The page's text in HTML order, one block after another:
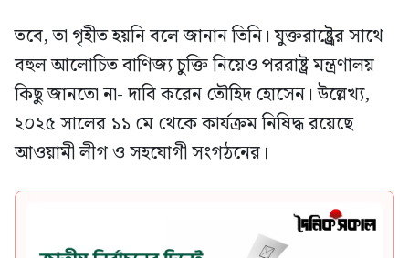
তবে, তা গৃহীত হয়নি বলে জানান তিনি। যুক্তরাষ্ট্র্রের সাথে
বহুল আলোচিত বাণিজ্য চুক্তি নিয়েও পররাষ্ট্র মন্ত্রণালয়
কিছু জানতো না- দাবি করেন তৌহিদ হোসেন। উল্লেখ্য,
২০২৫ সালের ১১ মে থেকে কার্যক্রম নিষিদ্ধ রয়েছে
আওয়ামী লীগ ও সহযোগী সংগঠনের।